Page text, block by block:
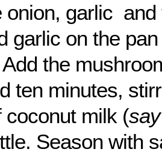
onion, garlic
garlic on the
the
ten minutes,
coconut milk (
Season with